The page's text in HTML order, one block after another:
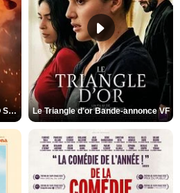
L'Odyssée Bande-annonce VO STFR Le Triangle d'or Bande-annonce VF